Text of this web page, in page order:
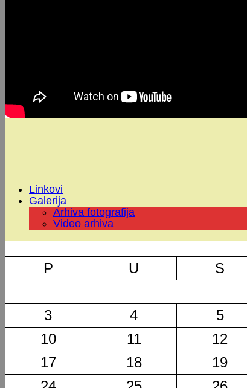
Linkovi
Galerija
Arhiva fotografija
Video arhiva
P
U S
3
4 5
10
11 12
17
18 19